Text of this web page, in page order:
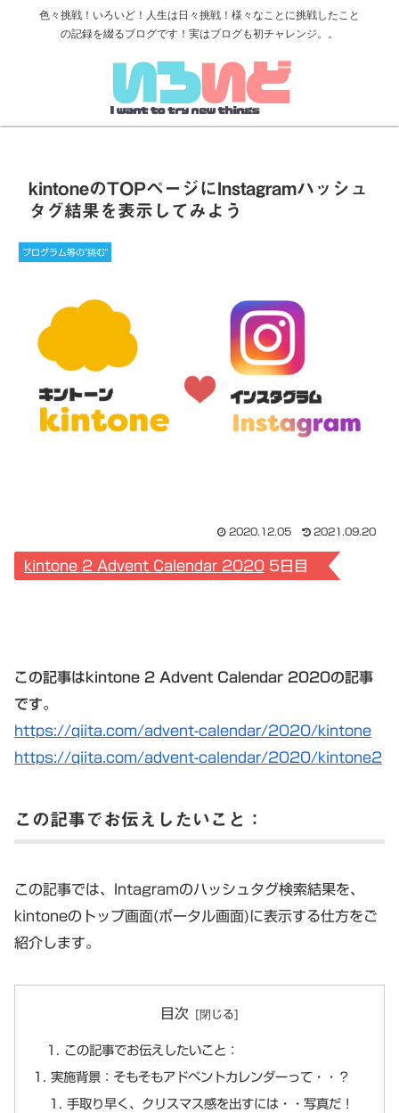
色々挑戦！いろいど！人生は日々挑戦！様々なことに挑戦したこと
の記録を綴るブログです！実はブログも初チャレンジ。。
kintoneのTOPページにInstagramハッシュ
タグ結果を表示してみよう
プログラム等の"挑む"
2020.12.05 2021.09.20
kintone 2 Advent Calendar 2020 5日目
この記事はkintone 2 Advent Calendar 2020の記事
です。
https://qiita.com/advent-calendar/2020/kintone
https://qiita.com/advent-calendar/2020/kintone2
この記事でお伝えしたいこと：
この記事では、Intagramのハッシュタグ検索結果を、
kintoneのトップ画面(ポータル画面)に表示する仕方をご
紹介します。
目次
この記事でお伝えしたいこと：
実施背景：そもそもアドベントカレンダーって・・？
手取り早く、クリスマス感を出すには・・写真だ！